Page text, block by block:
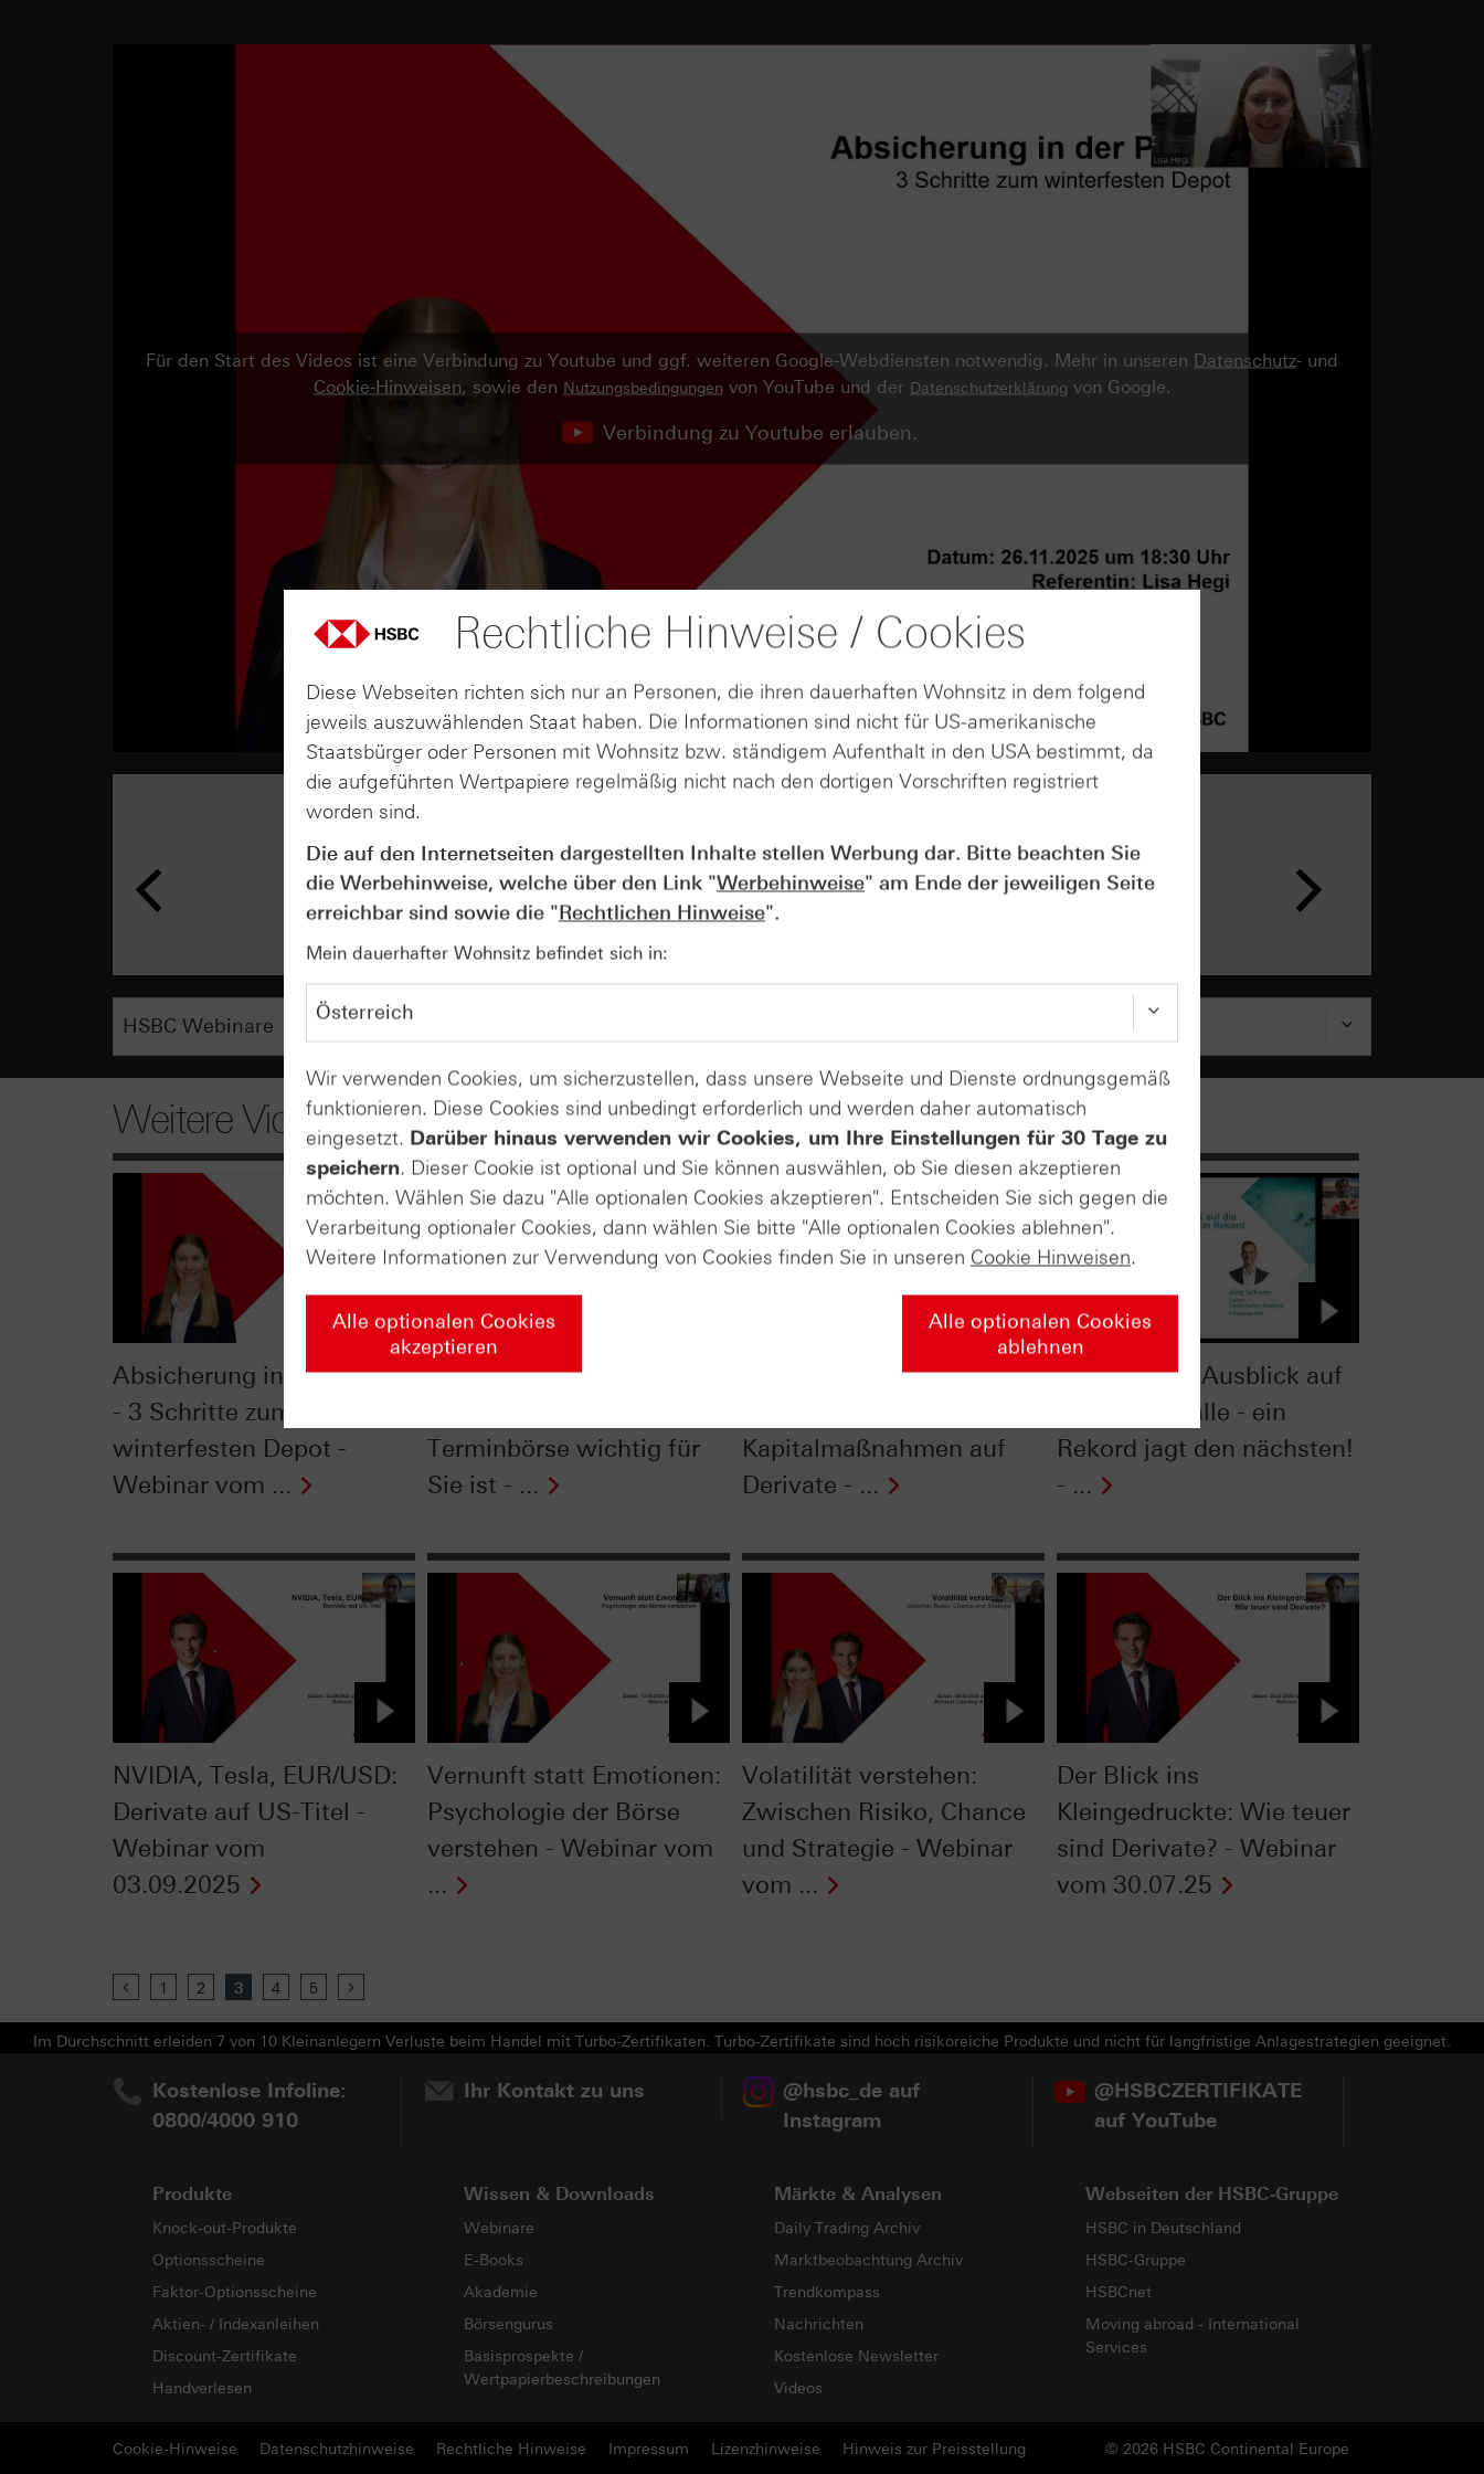
Für den Start des Videos ist eine Verbindung zu Youtube und ggf. weiteren Google-Webdiensten notwendig. Mehr in unseren Datenschutz- und
Cookie-Hinweisen, sowie den Nutzungsbedingungen von YouTube und der Datenschutzerklärung von Google.
Verbindung zu Youtube erlauben.
AUGUST
04
Der Blick ins Kleingedruckte: Kosten &
Kündigungen bei Derivaten - Webinar
vom 04.08.2026
Weitere Videos
Absicherung in der Praxis
- 3 Schritte zum
winterfesten Depot -
Webinar vom ...
Der Großmarkt für
Terminbörse wichtig für
Sie ist - ...
Spin-Off, Aktiensplit & Co:
Kapitalmaßnahmen auf
Derivate - ...
Technischer Ausblick auf
die Edelmetalle - ein
Rekord jagt den nächsten!
- ...
NVIDIA, Tesla, EUR/USD:
Derivate auf US-Titel -
Webinar vom
03.09.2025
Vernunft statt Emotionen:
Psychologie der Börse
verstehen - Webinar vom
...
Volatilität verstehen:
Zwischen Risiko, Chance
und Strategie - Webinar
vom ...
Der Blick ins
Kleingedruckte: Wie teuer
sind Derivate? - Webinar
vom 30.07.25
Previous
1 2 3 4 5
Im Durchschnitt erleiden 7 von 10 Kleinanlegern Verluste beim Handel mit Turbo-Zertifikaten. Turbo-Zertifikate sind hoch risikoreiche Produkte und nicht für langfristige Anlagestrategien geeignet.
Kostenlose Infoline:
0800/4000 910
Ihr Kontakt zu uns
@hsbc_de auf
Instagram
@HSBCZERTIFIKATE
auf YouTube
Produkte
Knock-out-Produkte
Optionsscheine
Faktor-Optionsscheine
Aktien- / Indexanleihen
Discount-Zertifikate
Handverlesen
Wissen & Downloads
Webinare
E-Books
Akademie
Börsengurus
Basisprospekte /
Wertpapierbeschreibungen
Märkte & Analysen
Daily Trading Archiv
Marktbeobachtung Archiv
Trendkompass
Nachrichten
Kostenlose Newsletter
Videos
Webseiten der HSBC-Gruppe
HSBC in Deutschland
HSBC-Gruppe
HSBCnet
Moving abroad - International
Services
Cookie-Hinweise Datenschutzhinweise Rechtliche Hinweise Impressum Lizenzhinweise © 2026 HSBC Continental Europe
Hinweis zur Preisstellung
Rechtliche Hinweise / Cookies
Diese Webseiten richten sich nur an Personen, die ihren dauerhaften Wohnsitz in dem folgend
jeweils auszuwählenden Staat haben. Die Informationen sind nicht für US-amerikanische
Staatsbürger oder Personen mit Wohnsitz bzw. ständigem Aufenthalt in den USA bestimmt, da
die aufgeführten Wertpapiere regelmäßig nicht nach den dortigen Vorschriften registriert
worden sind.
Die auf den Internetseiten dargestellten Inhalte stellen Werbung dar. Bitte beachten Sie
die Werbehinweise, welche über den Link "Werbehinweise" am Ende der jeweiligen Seite
erreichbar sind sowie die "Rechtlichen Hinweise".
Mein dauerhafter Wohnsitz befindet sich in:
Wir verwenden Cookies, um sicherzustellen, dass unsere Webseite und Dienste ordnungsgemäß
funktionieren. Diese Cookies sind unbedingt erforderlich und werden daher automatisch
eingesetzt. Darüber hinaus verwenden wir Cookies, um Ihre Einstellungen für 30 Tage zu
speichern. Dieser Cookie ist optional und Sie können auswählen, ob Sie diesen akzeptieren
möchten. Wählen Sie dazu "Alle optionalen Cookies akzeptieren". Entscheiden Sie sich gegen die
Verarbeitung optionaler Cookies, dann wählen Sie bitte "Alle optionalen Cookies ablehnen".
Weitere Informationen zur Verwendung von Cookies finden Sie in unseren Cookie Hinweisen.
Alle optionalen Cookies
akzeptieren
Alle optionalen Cookies
ablehnen